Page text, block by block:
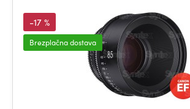
-17 %
Brezplačna dostava